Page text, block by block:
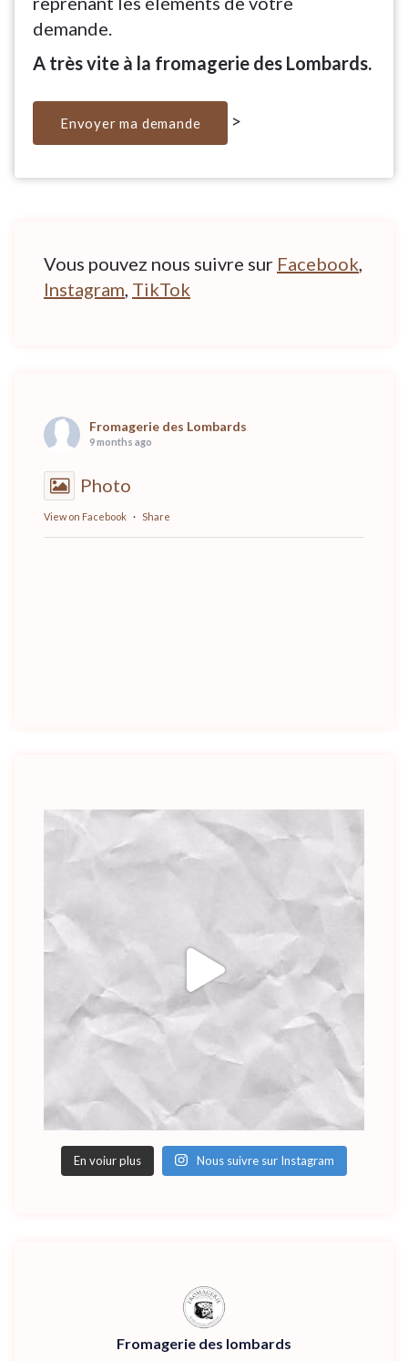
demande.
A très vite à la fromagerie des Lombards.
>
Vous pouvez nous suivre sur Facebook
Instagram TikTok
Fromagerie des Lombards
9 months ago
Photo
View on Facebook · Share
En voiur plus Nous suivre sur Instagram
Fromagerie des lombards